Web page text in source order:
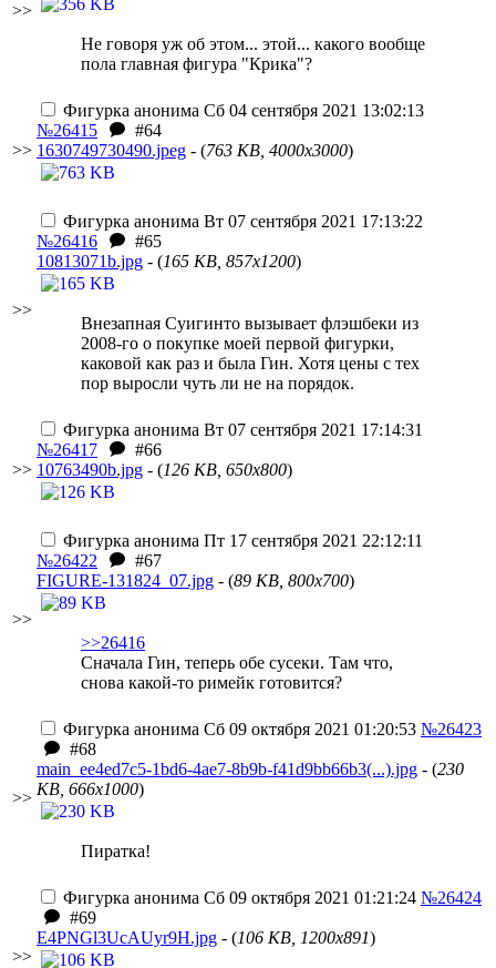
>>
Не говоря уж об этом... этой... какого вообще
пола главная фигура "Крика"?
>>
Фигурка анонима Сб 04 сентября 2021 13:02:13
№26415
#64
1630749730490.jpeg - (763 KB, 4000x3000)
>>
Фигурка анонима Вт 07 сентября 2021 17:13:22
№26416
#65
10813071b.jpg - (165 KB, 857x1200)
Внезапная Суигинто вызывает флэшбеки из
2008-го о покупке моей первой фигурки,
каковой как раз и была Гин. Хотя цены с тех
пор выросли чуть ли не на порядок.
>>
Фигурка анонима Вт 07 сентября 2021 17:14:31
№26417
#66
10763490b.jpg - (126 KB, 650x800)
>>
Фигурка анонима Пт 17 сентября 2021 22:12:11
№26422
#67
FIGURE-131824_07.jpg - (89 KB, 800x700)
>>26416
Сначала Гин, теперь обе сусеки. Там что,
снова какой-то римейк готовится?
>>
Фигурка анонима Сб 09 октября 2021 01:20:53 №26423
#68
main_ee4ed7c5-1bd6-4ae7-8b9b-f41d9bb66b3(...).jpg - (230
KB, 666x1000)
Пиратка!
>>
Фигурка анонима Сб 09 октября 2021 01:21:24 №26424
#69
E4PNGl3UcAUyr9H.jpg - (106 KB, 1200x891)